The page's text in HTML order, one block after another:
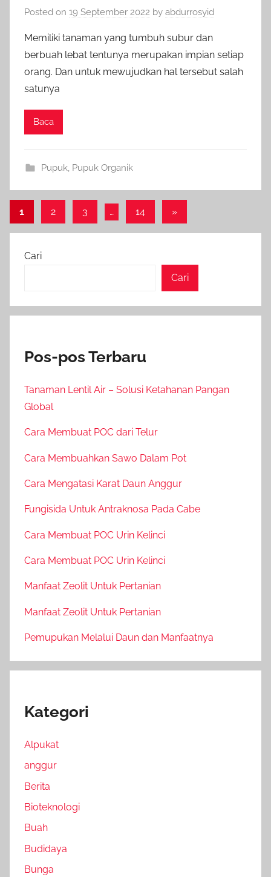
Posted on 19 September 2022 by abdurrosyid
Memiliki tanaman yang tumbuh subur dan
berbuah lebat tentunya merupakan impian setiap
orang. Dan untuk mewujudkan hal tersebut salah
satunya
Baca
Pupuk, Pupuk Organik
Paginasi
pos
1 2 3 … 14
Next
»
Cari
Cari
Pos-pos Terbaru
Tanaman Lentil Air – Solusi Ketahanan Pangan
Global
Cara Membuat POC dari Telur
Cara Membuahkan Sawo Dalam Pot
Cara Mengatasi Karat Daun Anggur
Fungisida Untuk Antraknosa Pada Cabe
Cara Membuat POC Urin Kelinci
Cara Membuat POC Urin Kelinci
Manfaat Zeolit Untuk Pertanian
Manfaat Zeolit Untuk Pertanian
Pemupukan Melalui Daun dan Manfaatnya
Kategori
Alpukat
anggur
Berita
Bioteknologi
Buah
Budidaya
Bunga